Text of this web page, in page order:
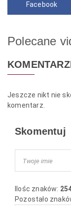
Facebook
Polecane
Jeszcze nikt nie
komentarz.
Skomentuj
Ilośc znaków:
Pozostało